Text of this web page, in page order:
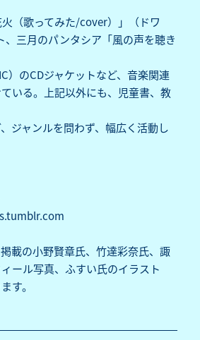
（歌ってみた/cover）」（ドワ
、三月のパンタシア「風の声を聴き
）のCDジャケットなど、音楽関連
いる。上記以外にも、児童書、教
ジャンルを問わず、幅広く活動し
載の小野賢章氏、竹達彩奈氏、諏
ール写真、ふすい氏のイラスト
す。